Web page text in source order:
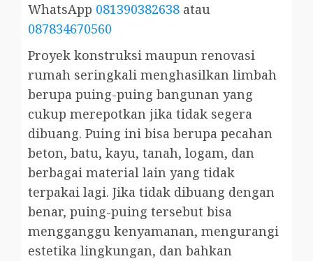
WhatsApp 081390382638 atau
087834670560
Proyek konstruksi maupun renovasi
rumah seringkali menghasilkan limbah
berupa puing-puing bangunan yang
cukup merepotkan jika tidak segera
dibuang. Puing ini bisa berupa pecahan
beton, batu, kayu, tanah, logam, dan
berbagai material lain yang tidak
terpakai lagi. Jika tidak dibuang dengan
benar, puing-puing tersebut bisa
mengganggu kenyamanan, mengurangi
estetika lingkungan, dan bahkan